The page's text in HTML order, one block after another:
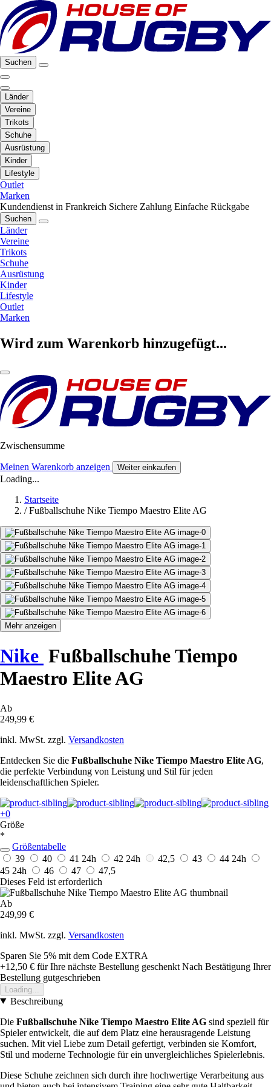
Suchen
Länder
Vereine
Trikots
Schuhe
Ausrüstung
Kinder
Lifestyle
Outlet
Marken
Kundendienst in Frankreich Sichere Zahlung Einfache Rückgabe
Suchen
Länder
Vereine
Trikots
Schuhe
Ausrüstung
Kinder
Lifestyle
Outlet
Marken
Wird zum Warenkorb hinzugefügt...
Zwischensumme
Meinen Warenkorb anzeigen Weiter einkaufen
Loading...
Startseite
/ Fußballschuhe Nike Tiempo Maestro Elite AG
Mehr anzeigen
Nike Fußballschuhe Tiempo
Maestro Elite AG
Ab
249,99 €
inkl. MwSt. zzgl. Versandkosten
Entdecken Sie die Fußballschuhe Nike Tiempo Maestro Elite AG,
die perfekte Verbindung von Leistung und Stil für jeden
leidenschaftlichen Spieler.
+0
Größe
*
Größentabelle
39
40 41 24h 42 24h 42,5 43 44 24h
45 24h 46 47
47,5
Dieses Feld ist erforderlich
Ab
249,99 €
inkl. MwSt. zzgl. Versandkosten
Sparen Sie 5% mit dem Code EXTRA
+12,50 € für Ihre nächste Bestellung geschenkt Nach Bestätigung Ihrer
Bestellung gutgeschrieben
Loading...
Beschreibung
Die Fußballschuhe Nike Tiempo Maestro Elite AG sind speziell für
Spieler entwickelt, die auf dem Platz eine herausragende Leistung
suchen. Mit viel Liebe zum Detail gefertigt, verbinden sie Komfort,
Stil und moderne Technologie für ein unvergleichliches Spielerlebnis.
Diese Schuhe zeichnen sich durch ihre hochwertige Verarbeitung aus